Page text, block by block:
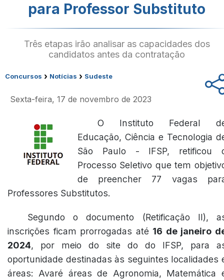
para Professor Substituto
Três etapas irão analisar as capacidades dos
candidatos antes da contratação
Concursos › Notícias › Sudeste
Sexta-feira, 17 de novembro de 2023
O Instituto Federal
Educação, Ciência e Tecnologia
São Paulo - IFSP, retificou
Processo Seletivo que tem
de preencher 77 vagas
Professores Substitutos.
Segundo o documento (Retificação II),
inscrições ficam prorrogadas até 16 de janeiro
2024, por meio do site do do IFSP, para
oportunidade destinadas às seguintes localidades
áreas: Avaré áreas de Agronomia, Matemática